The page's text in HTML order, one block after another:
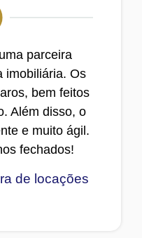
parceira
imobiliária. Os
bem feitos
Além disso, o
e muito ágil.
fechados!
de locações